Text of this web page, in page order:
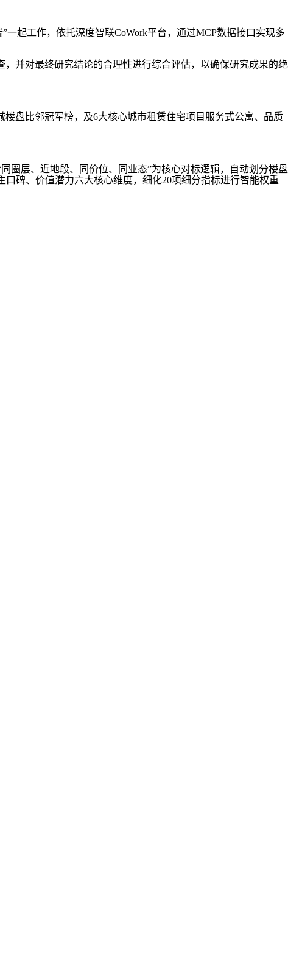
起工作，依托深度智联CoWork平台，通过MCP数据接口实现多
并对最终研究结论的合理性进行综合评估，以确保研究成果的绝
盘比邻冠军榜，及6大核心城市租赁住宅项目服务式公寓、品质
层、近地段、同价位、同业态”为核心对标逻辑，自动划分楼盘
碑、价值潜力六大核心维度，细化20项细分指标进行智能权重